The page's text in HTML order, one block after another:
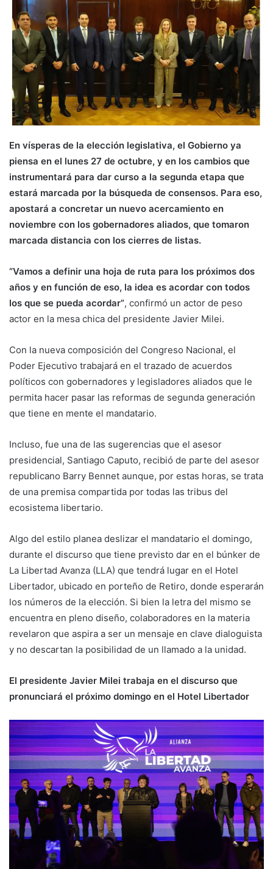
En vísperas de la elección legislativa, el Gobierno ya
piensa en el lunes 27 de octubre, y en los cambios que
instrumentará para dar curso a la segunda etapa que
estará marcada por la búsqueda de consensos. Para eso,
apostará a concretar un nuevo acercamiento en
noviembre con los gobernadores aliados, que tomaron
marcada distancia con los cierres de listas.
“Vamos a definir una hoja de ruta para los próximos dos
años y en función de eso, la idea es acordar con todos
los que se pueda acordar”, confirmó un actor de peso
actor en la mesa chica del presidente Javier Milei.
Con la nueva composición del Congreso Nacional, el
Poder Ejecutivo trabajará en el trazado de acuerdos
políticos con gobernadores y legisladores aliados que le
permita hacer pasar las reformas de segunda generación
que tiene en mente el mandatario.
Incluso, fue una de las sugerencias que el asesor
presidencial, Santiago Caputo, recibió de parte del asesor
republicano Barry Bennet aunque, por estas horas, se trata
de una premisa compartida por todas las tribus del
ecosistema libertario.
Algo del estilo planea deslizar el mandatario el domingo,
durante el discurso que tiene previsto dar en el búnker de
La Libertad Avanza (LLA) que tendrá lugar en el Hotel
Libertador, ubicado en porteño de Retiro, donde esperarán
los números de la elección. Si bien la letra del mismo se
encuentra en pleno diseño, colaboradores en la materia
revelaron que aspira a ser un mensaje en clave dialoguista
y no descartan la posibilidad de un llamado a la unidad.
El presidente Javier Milei trabaja en el discurso que
pronunciará el próximo domingo en el Hotel Libertador